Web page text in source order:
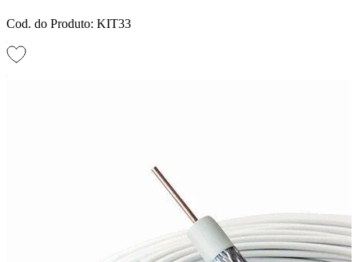
Cod. do Produto: KIT33